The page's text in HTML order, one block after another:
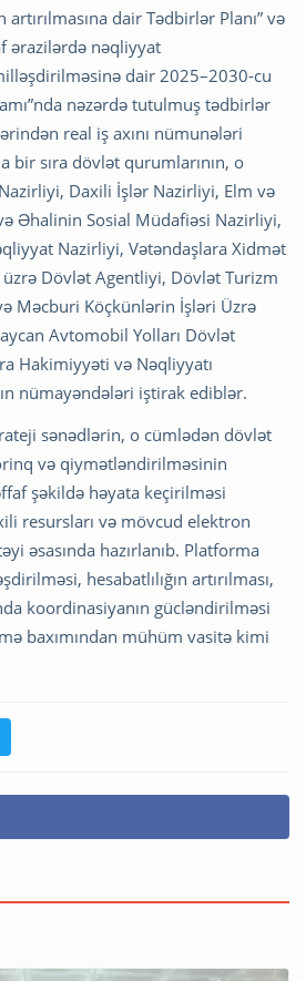
dair Tədbirlər Planı” və
ərazilərdə nəqliyyat
dair 2025–2030-cu
nəzərdə tutulmuş tədbirlər
real iş axını nümunələri
bir sıra dövlət qurumlarının, o
Daxili İşlər Nazirliyi, Elm və
Əhalinin Sosial Müdafiəsi Nazirliyi,
Nazirliyi, Vətəndaşlara Xidmət
Dövlət Agentliyi, Dövlət Turizm
Məcburi Köçkünlərin İşləri Üzrə
Avtomobil Yolları Dövlət
Hakimiyyəti və Nəqliyyatı
nümayəndələri iştirak ediblər.
sənədlərin, o cümlədən dövlət
və qiymətləndirilməsinin
şəkildə həyata keçirilməsi
resursları və mövcud elektron
əsasında hazırlanıb. Platforma
hesabatlılığın artırılması,
koordinasiyanın gücləndirilməsi
baxımından mühüm vasitə kimi